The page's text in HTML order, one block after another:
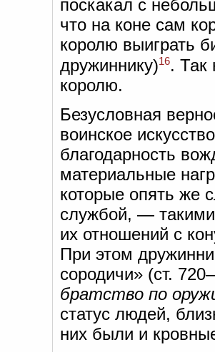
поскакал с
что на коне сам
королю выиграть
дружиннику)16. Так
королю.
Безусловная
воинское
благодарность
материальные
которые опять же
службой, — такими
их отношений с
При этом
сородичи» (ст.
братство по
статус людей,
них были и